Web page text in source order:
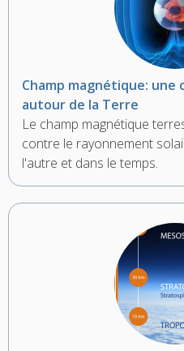
Champ magnétique:
autour de la Terre
Le champ magnétique
contre le rayonnement
l'autre et dans le temps.